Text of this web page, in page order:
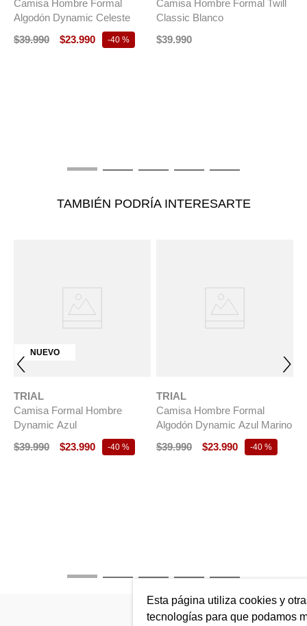
Camisa Hombre Formal
Algodón Dynamic Celeste
$39.990 $23.990 -40 %
Camisa Hombre Formal Twill
Classic Blanco
$39.990
TAMBIÉN PODRÍA INTERESARTE
NUEVO
TRIAL
Camisa Formal Hombre
Dynamic Azul
$39.990 $23.990 -40 %
TRIAL
Camisa Hombre Formal
Algodón Dynamic Azul Marino
$39.990 $23.990 -40 %
Esta página utiliza cookies y
tecnologías para que podamos